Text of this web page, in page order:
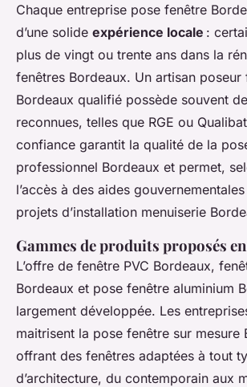
Chaque entreprise pose fenêtre
d’une solide expérience locale :
plus de vingt ou trente ans dans la
fenêtres Bordeaux. Un artisan poseur
Bordeaux qualifié possède souvent
reconnues, telles que RGE ou
confiance garantit la qualité de la
professionnel Bordeaux et permet,
l’accès à des aides
projets d’installation menuiserie
Gammes de produits proposés
L’offre de fenêtre PVC Bordeaux,
Bordeaux et pose fenêtre aluminium
largement développée. Les
maitrisent la pose fenêtre sur mesure
offrant des fenêtres adaptées à tout
d’architecture, du contemporain aux